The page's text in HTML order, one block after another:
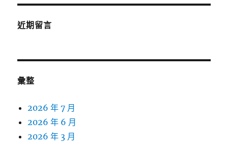
近期留言
彙整
2026 年 7 月
2026 年 6 月
2026 年 3 月